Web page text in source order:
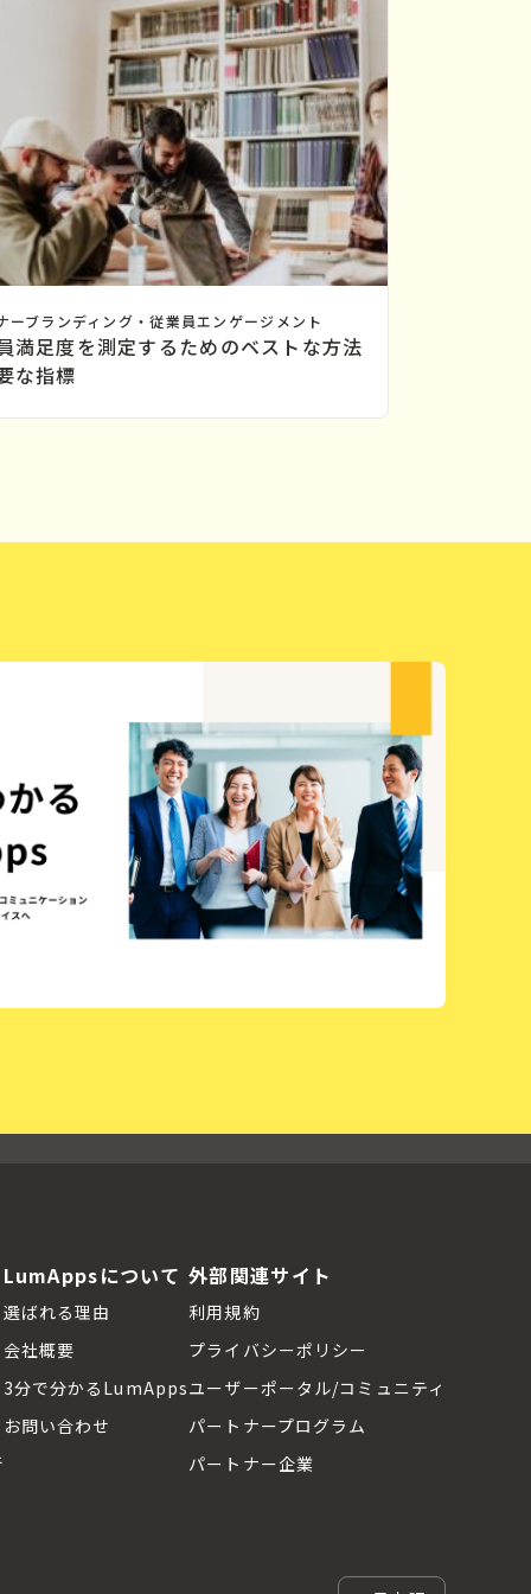
満足度を測定するためのベストな方法
な指標
ーブランディング・従業員エンゲージメント
LumAppsについて
選ばれる理由
会社概要
3分で分かるLumApps
お問い合わせ
外部関連サイト
利用規約
プライバシーポリシー
ユーザーポータル/コミュニティ
パートナープログラム
パートナー企業